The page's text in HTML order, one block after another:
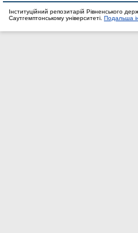
Інституційний репозитарій Рівненського
Саутгемптонському університеті. Подальша